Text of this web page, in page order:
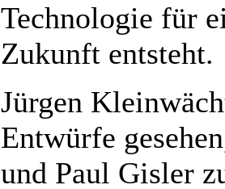
Technologie für
Zukunft entsteht.
Jürgen
Entwürfe
und Paul Gisler